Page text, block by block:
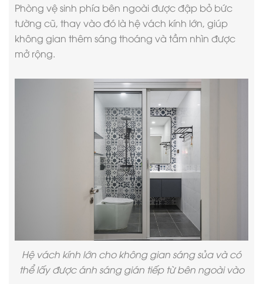
Phòng vệ sinh phía bên ngoài được đập bỏ bức
tường cũ, thay vào đó là hệ vách kính lớn, giúp
không gian thêm sáng thoáng và tầm nhìn được
mở rộng.
Hệ vách kính lớn cho không gian sáng sủa và có
thể lấy được ánh sáng gián tiếp từ bên ngoài vào